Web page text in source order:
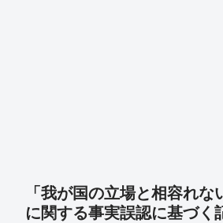
「我が国の立場と相容れな
に関する事実誤認に基づく